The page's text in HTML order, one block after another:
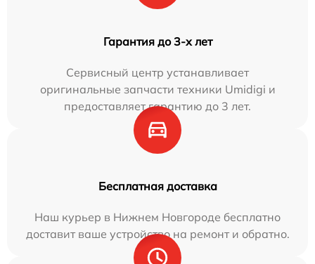
Гарантия до 3-х лет
Сервисный центр устанавливает
оригинальные запчасти техники Umidigi и
предоставляет гарантию до 3 лет.
Бесплатная доставка
Наш курьер в Нижнем Новгороде бесплатно
доставит ваше устройство на ремонт и обратно.